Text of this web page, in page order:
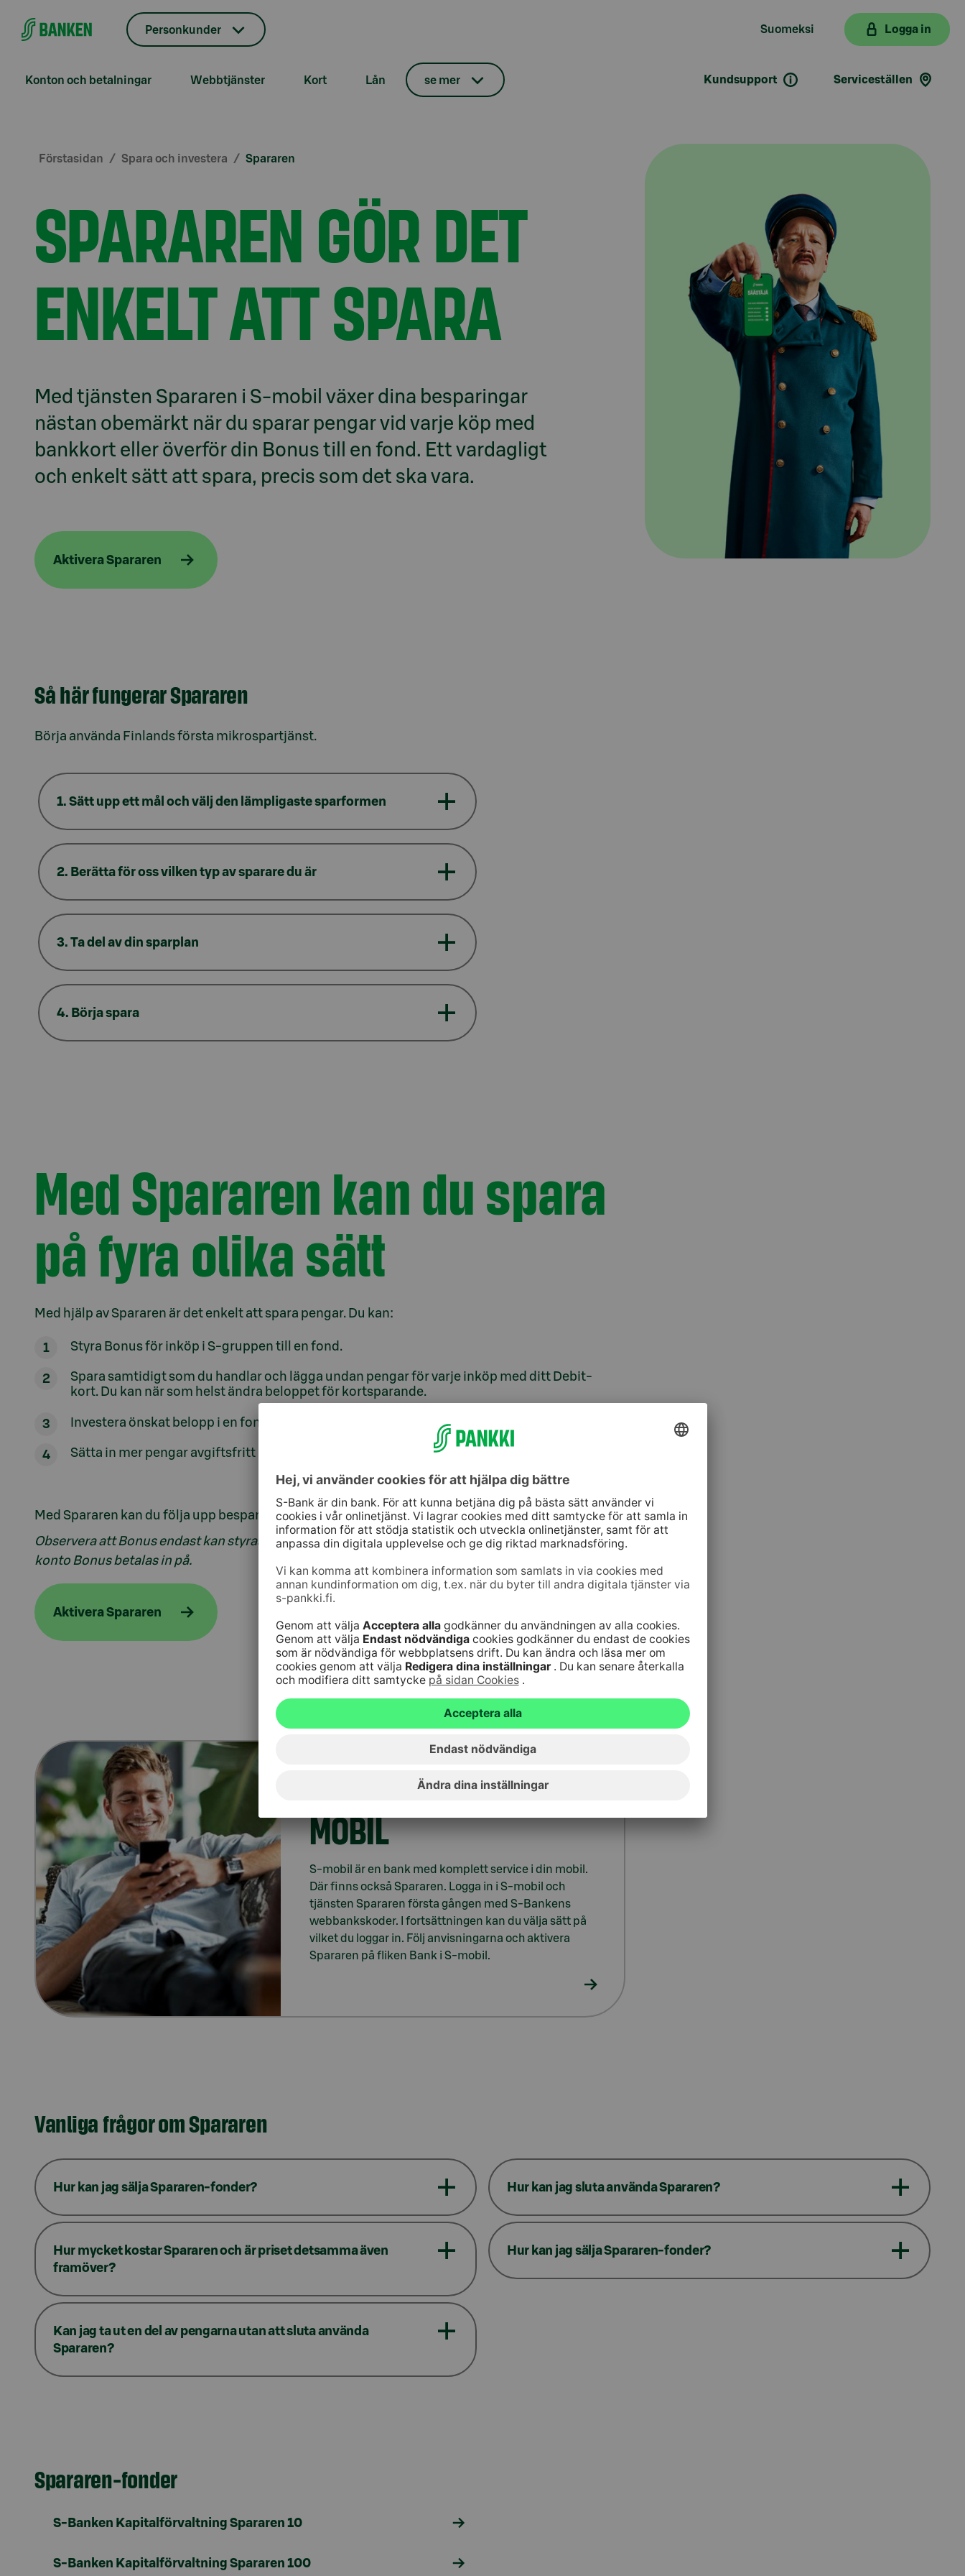
Personkunder Suomeksi Logga in
Konton och betalningar Webbtjänster Kort Lån se mer Kundsupport Serviceställen
Förstasidan Spara och investera Spararen
SPARAREN GÖR DET
ENKELT ATT SPARA
Med tjänsten Spararen i S-mobil växer dina besparingar
nästan obemärkt när du sparar pengar vid varje köp med
bankkort eller överför din Bonus till en fond. Ett vardagligt
Aktivera Spararen
Så här fungerar Spararen
Börja använda Finlands första mikrospartjänst.
1. Sätt upp ett mål och välj den lämpligaste sparformen
2. Berätta för oss vilken typ av sparare du är
3. Ta del av din sparplan
4. Börja spara
Med Spararen kan du spara
på fyra olika sätt
Med hjälp av Spararen är det enkelt att spara pengar. Du kan:
Styra Bonus för inköp i S-gruppen till en fond.
Spara samtidigt som du handlar och lägga undan pengar för varje inköp med ditt Debit-
kort. Du kan när som helst ändra beloppet för kortsparande.
Investera önskat belopp i en fond varje månad.
Sätta in mer pengar avgiftsfritt när du vill.
Med Spararen kan du följa upp besparingarna och ta ut pengar avgiftsfritt när som helst.
Observera att Bonus endast kan styras till en fond av ägarkundshushållets huvudmedlem vars
konto Bonus betalas in på.
Aktivera Spararen
LADDA FORST NED S-
MOBIL
S-mobil är en bank med komplett service i din mobil.
Där finns också Spararen. Logga in i S-mobil och
tjänsten Spararen första gången med S-Bankens
webbankskoder. I fortsättningen kan du välja sätt på
vilket du loggar in. Följ anvisningarna och aktivera
Spararen på fliken Bank i S-mobil.
Vanliga frågor om Spararen
Hur kan jag sälja Spararen-fonder? Hur kan jag sluta använda Spararen?
Hur mycket kostar Spararen och är priset detsamma även
framöver?
Hur kan jag sälja Spararen-fonder?
Kan jag ta ut en del av pengarna utan att sluta använda
Spararen?
Spararen-fonder
S-Banken Kapitalförvaltning Spararen 10
S-Banken Kapitalförvaltning Spararen 100​